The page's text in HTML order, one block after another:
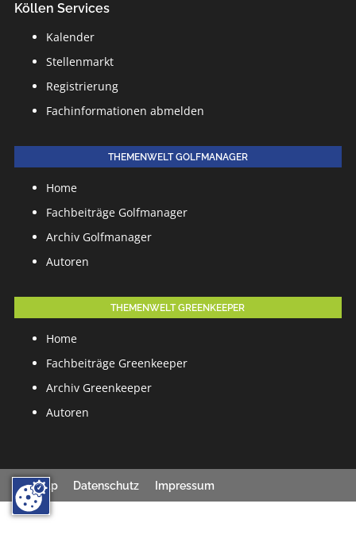
Köllen Services
Kalender
Stellenmarkt
Registrierung
Fachinformationen abmelden
THEMENWELT GOLFMANAGER
Home
Fachbeiträge Golfmanager
Archiv Golfmanager
Autoren
THEMENWELT GREENKEEPER
Home
Fachbeiträge Greenkeeper
Archiv Greenkeeper
Autoren
Sitemap Datenschutz Impressum